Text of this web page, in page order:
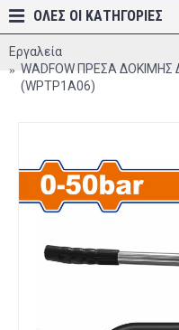
ΟΛΕΣ ΟΙ ΚΑΤΗΓΟΡΊΕΣ
Εργαλεία
WADFOW ΠΡΕΣΑ ΔΟΚΙΜΗΣ
(WPTP1A06)